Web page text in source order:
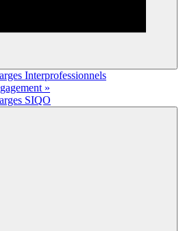
Interprofessionnels
»
SIQO